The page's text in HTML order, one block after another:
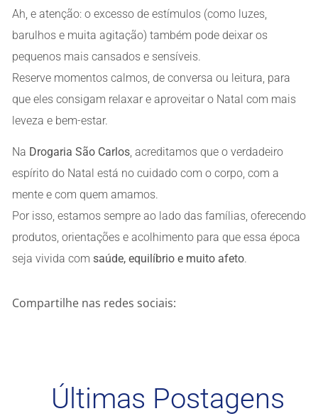
Ah, e atenção: o excesso de estímulos (como luzes,
barulhos e muita agitação) também pode deixar os
pequenos mais cansados e sensíveis.
Reserve momentos calmos, de conversa ou leitura, para
que eles consigam relaxar e aproveitar o Natal com mais
leveza e bem-estar.
Na Drogaria São Carlos, acreditamos que o verdadeiro
espírito do Natal está no cuidado com o corpo, com a
mente e com quem amamos.
Por isso, estamos sempre ao lado das famílias, oferecendo
produtos, orientações e acolhimento para que essa época
seja vivida com saúde, equilíbrio e muito afeto.
Compartilhe nas redes sociais:
Últimas Postagens